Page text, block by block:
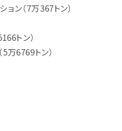
ョン（7万367トン）
トン）
万6769トン）